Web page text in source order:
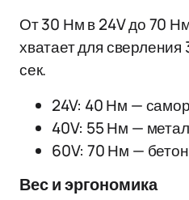
От 30 Нм в 24V до 70
хватает для
сек.
24V: 40 Нм —
40V: 55 Нм —
60V: 70 Нм —
Вес и эргономика